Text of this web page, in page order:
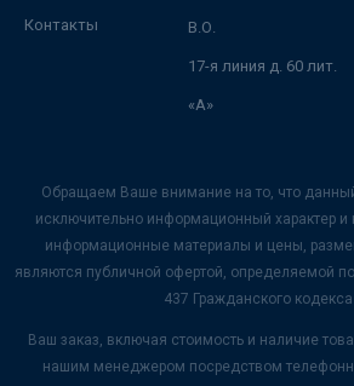
Контакты В.О.
17-я линия д. 60 лит.
«А»
Обращаем Ваше внимание на то, что данный
исключительно информационный характер и
информационные материалы и цены,
являются публичной офертой, определяемой
437 Гражданского
Ваш заказ, включая стоимость и наличие
нашим менеджером посредством